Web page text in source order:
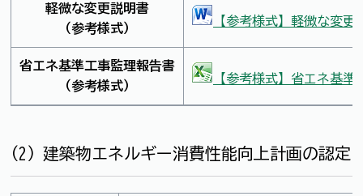
軽微な変更説明書
（参考様式）
【参考様式】軽微な変
省エネ基準工事監理報告書
（参考様式）
【参考様式】省エネ基
(2) 建築物エネルギー消費性能向上計画の認定